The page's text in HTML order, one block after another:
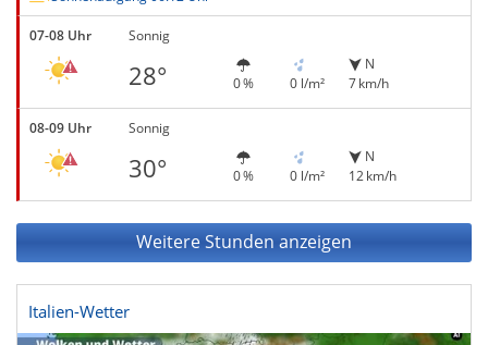
07-08 Uhr Sonnig
28° 0 % 0 l/m²
N
7 km/h
08-09 Uhr Sonnig
30° 0 % 0 l/m²
N
12 km/h
Weitere Stunden anzeigen
Italien-Wetter